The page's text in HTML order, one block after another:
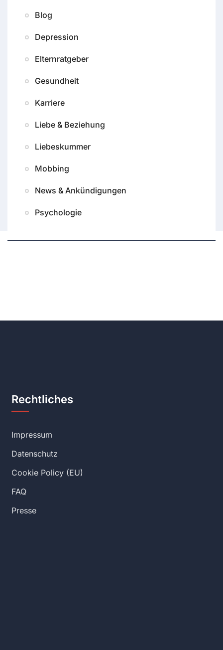
Blog
Depression
Elternratgeber
Gesundheit
Karriere
Liebe & Beziehung
Liebeskummer
Mobbing
News & Ankündigungen
Psychologie
Rechtliches
Impressum
Datenschutz
Cookie Policy (EU)
FAQ
Presse